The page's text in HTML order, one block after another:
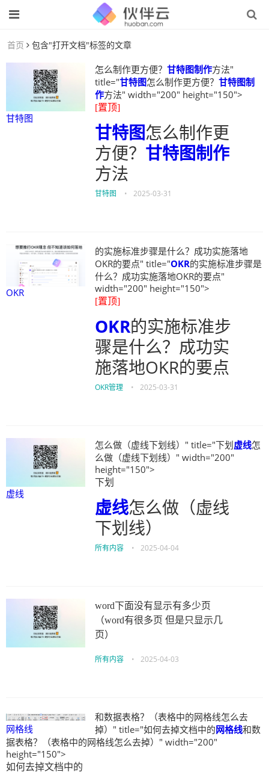
首页 包含"打开文档"标签的文章
甘特图
怎么制作更方便？ 甘特图制作方法"
title="甘特图怎么制作更方便？ 甘特图制
作方法" width="200" height="150">
[置顶]
甘特图怎么制作更
方便？ 甘特图制作
方法
甘特图 • 2025-03-31
OKR
的实施标准步骤是什么？成功实施落地
OKR的要点" title="OKR的实施标准步骤是
什么？成功实施落地OKR的要点"
width="200" height="150">
[置顶]
OKR的实施标准步
骤是什么？成功实
施落地OKR的要点
OKR管理 • 2025-03-31
虚线
怎么做（虚线下划线）" title="下划虚线怎
么做（虚线下划线）" width="200"
height="150">
下划
虚线怎么做（虚线
下划线）
所有内容 • 2025-04-04
word下面没有显示有多少页
（word有很多页 但是只显示几
页）
所有内容 • 2025-04-03
网格线
和数据表格？（表格中的网格线怎么去
掉）" title="如何去掉文档中的网格线和数
据表格？（表格中的网格线怎么去掉）" width="200"
height="150">
如何去掉文档中的